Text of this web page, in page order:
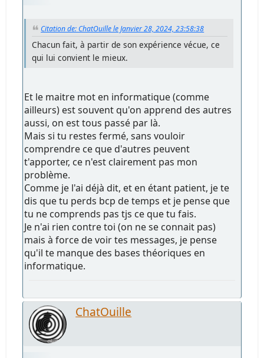
Citation de: ChatOuille le Janvier 28, 2024, 23:58:38
Chacun fait, à partir de son expérience vécue, ce
qui lui convient le mieux.
Et le maitre mot en informatique (comme
ailleurs) est souvent qu'on apprend des autres
aussi, on est tous passé par là.
Mais si tu restes fermé, sans vouloir
comprendre ce que d'autres peuvent
t'apporter, ce n'est clairement pas mon
problème.
Comme je l'ai déjà dit, et en étant patient, je te
dis que tu perds bcp de temps et je pense que
tu ne comprends pas tjs ce que tu fais.
Je n'ai rien contre toi (on ne se connait pas)
mais à force de voir tes messages, je pense
qu'il te manque des bases théoriques en
informatique.
ChatOuille